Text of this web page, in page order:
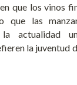
que los vinos
que las
la actualidad
la juventud